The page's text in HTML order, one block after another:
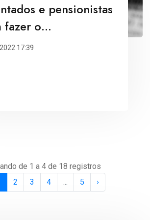
e pensionistas
fazer o
17:39
de 1 a 4 de 18 registros
2 3 4 ... 5 ›